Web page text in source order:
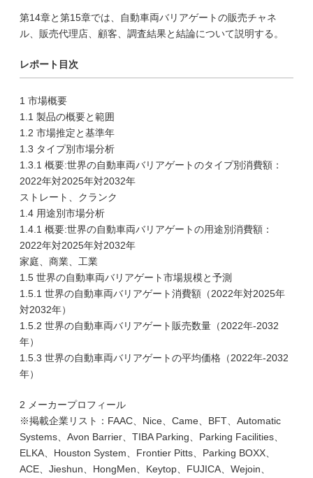
第14章と第15章では、自動車両バリアゲートの販売チャネ
ル、販売代理店、顧客、調査結果と結論について説明する。
レポート目次
1 市場概要
1.1 製品の概要と範囲
1.2 市場推定と基準年
1.3 タイプ別市場分析
1.3.1 概要:世界の自動車両バリアゲートのタイプ別消費額：
2022年対2025年対2032年
ストレート、クランク
1.4 用途別市場分析
1.4.1 概要:世界の自動車両バリアゲートの用途別消費額：
2022年対2025年対2032年
家庭、商業、工業
1.5 世界の自動車両バリアゲート市場規模と予測
1.5.1 世界の自動車両バリアゲート消費額（2022年対2025年
対2032年）
1.5.2 世界の自動車両バリアゲート販売数量（2022年-2032
年）
1.5.3 世界の自動車両バリアゲートの平均価格（2022年-2032
年）
2 メーカープロフィール
※掲載企業リスト：FAAC、Nice、Came、BFT、Automatic
Systems、Avon Barrier、TIBA Parking、Parking Facilities、
ELKA、Houston System、Frontier Pitts、Parking BOXX、
ACE、Jieshun、HongMen、Keytop、FUJICA、Wejoin、